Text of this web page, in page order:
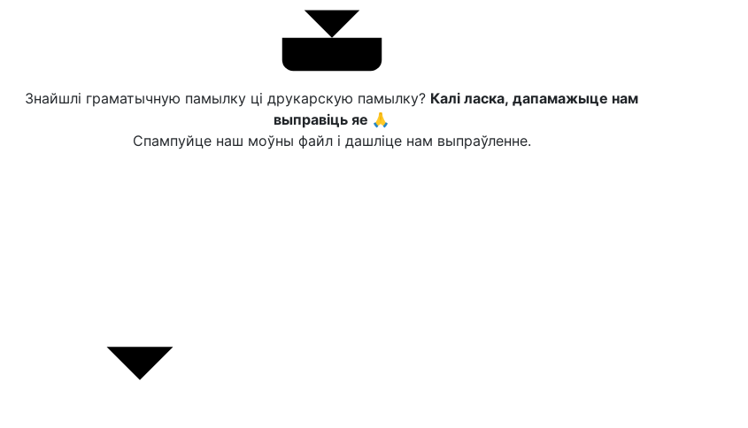
Знайшлі граматычную памылку ці друкарскую памылку? Калі ласка, дапамажыце нам
выправіць яе 🙏
Спампуйце наш моўны файл і дашліце нам выпраўленне.